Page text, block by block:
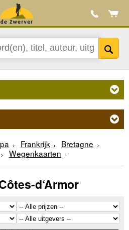
Frankrijk
Bretagne
Wegenkaarten
d‘Armor